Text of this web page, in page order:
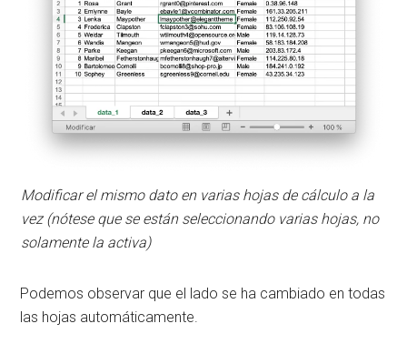
Modificar el mismo dato en varias hojas de cálculo a la
vez (nótese que se están seleccionando varias hojas, no
solamente la activa)
Podemos observar que el lado se ha cambiado en todas
las hojas automáticamente.